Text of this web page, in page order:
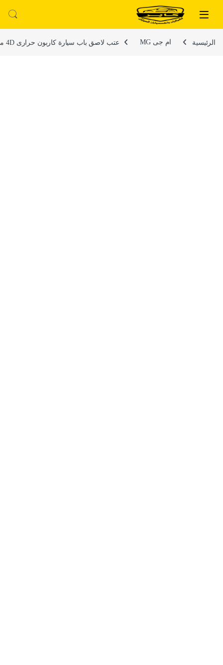
تخطي إلى المحتوى
الرئيسية ام جى MG عتب لاصق باب سيارة كاربون حرارى 4D مضاد للخدش ومانع للانزلاق ومقاوم للماء – 4 قطع – ام جى MG